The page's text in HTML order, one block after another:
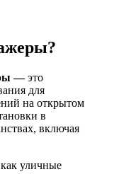
—это
для
на открытом
в
включая
уличные